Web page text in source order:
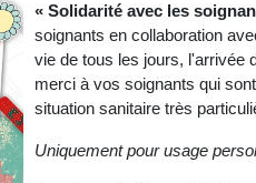
« Solidarité avec les
soignants en collaboration
vie de tous les jours, l'arrivée
merci à vos soignants qui
situation sanitaire très
Uniquement pour usage